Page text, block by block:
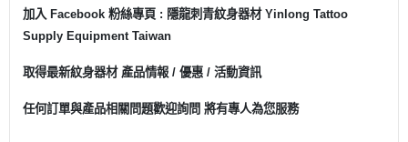
加入 Facebook 粉絲專頁 : 隱龍刺青紋身器材 Yinlong Tattoo
Supply Equipment Taiwan
取得最新紋身器材 產品情報 / 優惠 / 活動資訊
任何訂單與產品相關問題歡迎詢問 將有專人為您服務